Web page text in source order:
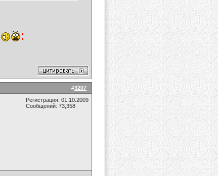
:
#3207
Регистрация: 01.10.2009
Сообщений: 73,358